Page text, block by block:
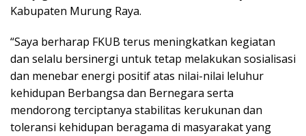
Kabupaten Murung Raya.
“Saya berharap FKUB terus meningkatkan kegiatan
dan selalu bersinergi untuk tetap melakukan sosialisasi
dan menebar energi positif atas nilai-nilai leluhur
kehidupan Berbangsa dan Bernegara serta
mendorong terciptanya stabilitas kerukunan dan
toleransi kehidupan beragama di masyarakat yang